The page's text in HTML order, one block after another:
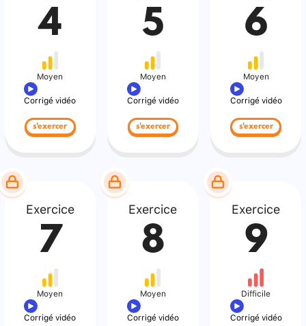
4
Moyen
Corrigé vidéo
s'exercer
5
Moyen
Corrigé vidéo
s'exercer
6
Moyen
Corrigé vidéo
s'exercer
Exercice
7
Moyen
Corrigé vidéo
Exercice
8
Moyen
Corrigé vidéo
Exercice
9
Difficile
Corrigé vidéo